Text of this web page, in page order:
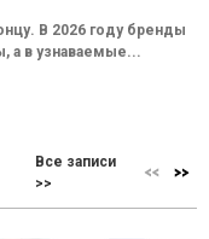
В 2026 году бренды
а в узнаваемые...
Все записи
>>